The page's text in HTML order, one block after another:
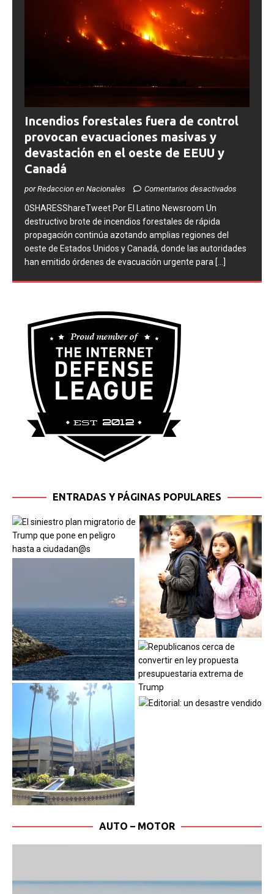
provocan evacuaciones masivas y
devastación en el oeste de EEUU y
Canadá
por Redaccion en Nacionales Comentarios desactivados
0SHARESShareTweet ​Por El Latino Newsroom Un
destructivo brote de incendios forestales de rápida
han emitido órdenes de evacuación urgente para
ENTRADAS Y PÁGINAS POPULARES
AUTO – MOTOR